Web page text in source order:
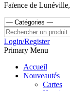
Faïence de
Login/Register
Primary Menu
Accueil
Nouveautés
Cartes